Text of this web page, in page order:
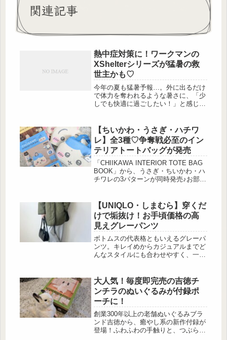
関連記事
熱中症対策に！ワークマンの
XShelterシリーズが猛暑の救
世主かも♡
今年の夏も猛暑予報…。外に出るだけ
で体力を奪われるような暑さに、「少
しでも快適に過ごしたい！」と感じて
のXShelter（エックスシェルター）シ
リーズ […]
【ちいかわ・うさぎ・ハチワ
レ】全3種♡争奪戦必至のイン
テリアトートバッグが発売
「CHIIKAWA INTERIOR TOTE BAG
BOOK」から、うさぎ・ちいかわ・ハ
チワレの3パターンが同時発売♪お部屋
す。 CHIIKAWA（ち […]
【UNIQLO・しまむら】穿くだ
けで垢抜け！お手頃価格の高
見えグレーパンツ
ボトムスの代表格ともいえるグレーパ
ンツ。キレイめからカジュアルまでど
んなスタイルにも合わせやすく、一本
けた、デザインも価格も魅力的なグレ
ーパンツをご紹介します。オシャレさ
だけでなく、機能面でも活躍してくれ
る優秀なボトムスが揃っていますよ。
リラックス感とこなれ感を両立 出
典:ko.wear様ご提供 出典:ko.wear様ご
提供 スウェット...
大人気！毎度即完売の吉徳チ
ンチラのぬいぐるみが付録ポ
ーチに！
創業300年以上の老舗ぬいぐるみブラ
ンド吉徳から、癒やし系の新作付録が
登場！ふわふわの手触りと、つぶらな